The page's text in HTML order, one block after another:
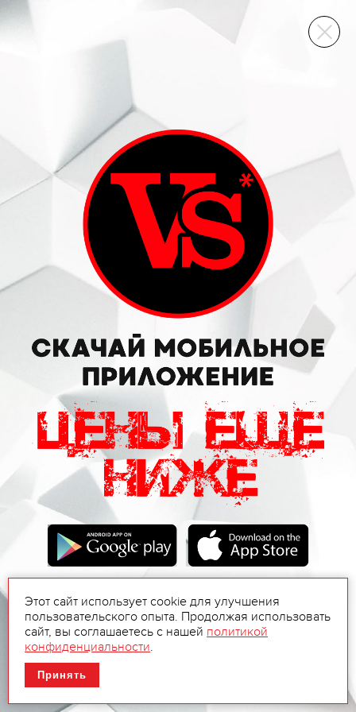
ВИННЫЙ СКЛАД
Этот сайт использует cookie для улучшения
пользовательского опыта. Продолжая использовать
сайт, вы соглашаетесь с нашей политикой
конфиденциальности.
Принять